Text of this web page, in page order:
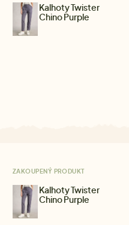
Kalhoty Twister
Chino Purple
ZAKOUPENÝ PRODUKT
Kalhoty Twister
Chino Purple